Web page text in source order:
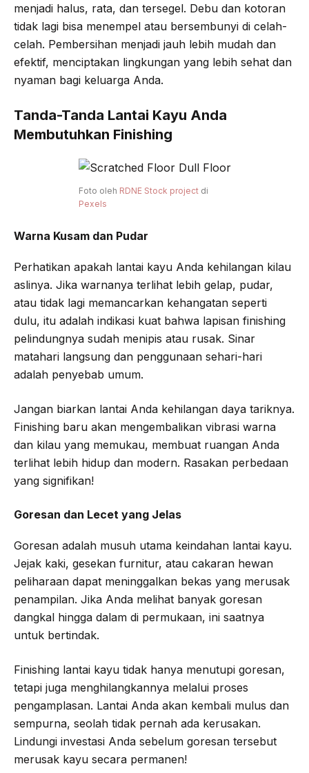
menjadi halus, rata, dan tersegel. Debu dan kotoran
tidak lagi bisa menempel atau bersembunyi di celah-
celah. Pembersihan menjadi jauh lebih mudah dan
efektif, menciptakan lingkungan yang lebih sehat dan
nyaman bagi keluarga Anda.
Tanda-Tanda Lantai Kayu Anda
Membutuhkan Finishing
Foto oleh RDNE Stock projectdi
Pexels
Warna Kusam dan Pudar
Perhatikan apakah lantai kayu Anda kehilangan kilau
aslinya. Jika warnanya terlihat lebih gelap, pudar,
atau tidak lagi memancarkan kehangatan seperti
dulu, itu adalah indikasi kuat bahwa lapisan finishing
pelindungnya sudah menipis atau rusak. Sinar
matahari langsung dan penggunaan sehari-hari
adalah penyebab umum.
Jangan biarkan lantai Anda kehilangan daya tariknya.
Finishing baru akan mengembalikan vibrasi warna
dan kilau yang memukau, membuat ruangan Anda
terlihat lebih hidup dan modern. Rasakan perbedaan
yang signifikan!
Goresan dan Lecet yang Jelas
Goresan adalah musuh utama keindahan lantai kayu.
Jejak kaki, gesekan furnitur, atau cakaran hewan
peliharaan dapat meninggalkan bekas yang merusak
penampilan. Jika Anda melihat banyak goresan
dangkal hingga dalam di permukaan, ini saatnya
untuk bertindak.
Finishing lantai kayu tidak hanya menutupi goresan,
tetapi juga menghilangkannya melalui proses
pengamplasan. Lantai Anda akan kembali mulus dan
sempurna, seolah tidak pernah ada kerusakan.
Lindungi investasi Anda sebelum goresan tersebut
merusak kayu secara permanen!